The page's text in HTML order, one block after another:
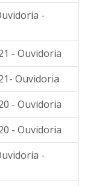
-
- Ouvidoria
Ouvidoria
- Ouvidoria
- Ouvidoria
-